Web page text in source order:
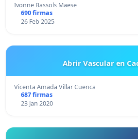
Ivonne Bassols Maese
690 firmas
26 Feb 2025
Abrir Vascular en
Vicenta Amada Villar Cuenca
687 firmas
23 Jan 2020